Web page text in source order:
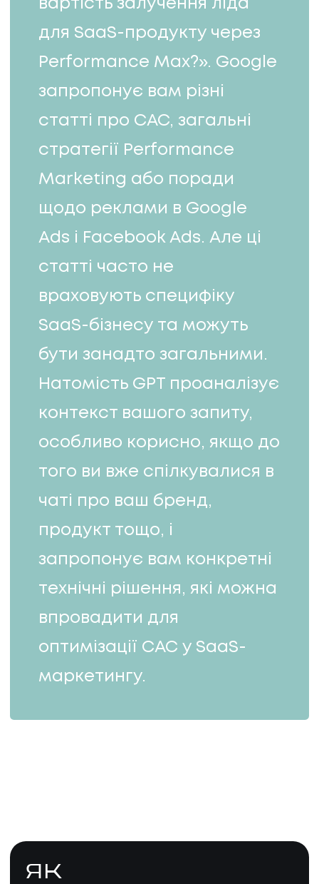
вартість залучення ліда
для SaaS-продукту через
Performance Max?». Google
запропонує вам різні
статті про CAC, загальні
стратегії Performance
Marketing або поради
щодо реклами в Google
Ads і Facebook Ads. Але ці
статті часто не
враховують специфіку
SaaS-бізнесу та можуть
бути занадто загальними.
Натомість GPT проаналізує
контекст вашого запиту,
особливо корисно, якщо до
того ви вже спілкувалися в
чаті про ваш бренд,
продукт тощо, і
запропонує вам конкретні
технічні рішення, які можна
впровадити для
оптимізації CAC у SaaS-
маркетингу.
ЯК